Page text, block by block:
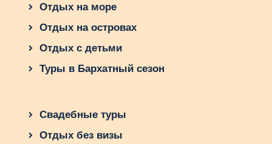
Отдых на море
Отдых на островах
Отдых с детьми
Туры в Бархатный сезон
Свадебные туры
Отдых без визы